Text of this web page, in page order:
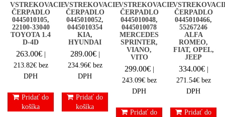
VSTREKOVACIE
ČERPADLO
0445010105,
22100-33040
TOYOTA 1.4
D-4D
263.00€
213.82€bez
DPH
Pridať do
košíka
VSTREKOVACIE
ČERPADLO
0445010052,
0445010354
KIA,
HYUNDAI
289.00€
234.96€bez
DPH
Pridať do
košíka
VSTREKOVACIE
ČERPADLO
0445010048,
0445010078
MERCEDES
SPRINTER,
VIANO,
VITO
299.00€
243.09€bez
DPH
Pridať do
ČERPADLO
0445010466,
55267246
ALFA
ROMEO,
FIAT, OPEL,
JEEP
334.00€
271.54€bez
DPH
Pridať do